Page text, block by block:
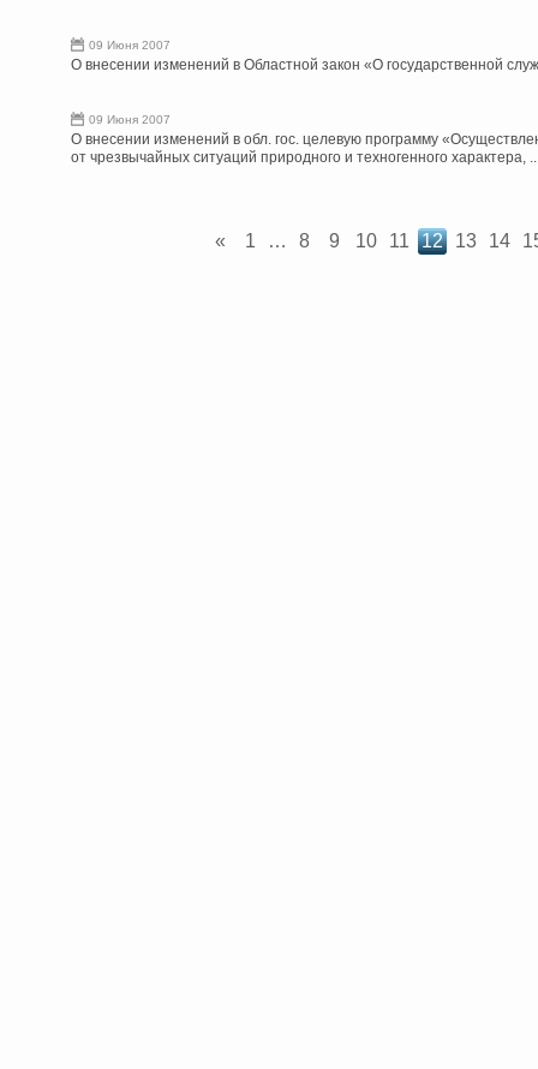
09 Июня 2007
О внесении изменений в Областной закон «О государственной
09 Июня 2007
О внесении изменений в обл. гос. целевую программу
от чрезвычайных ситуаций природного и техногенного
« 1 … 8 9 10 11 12 13 14